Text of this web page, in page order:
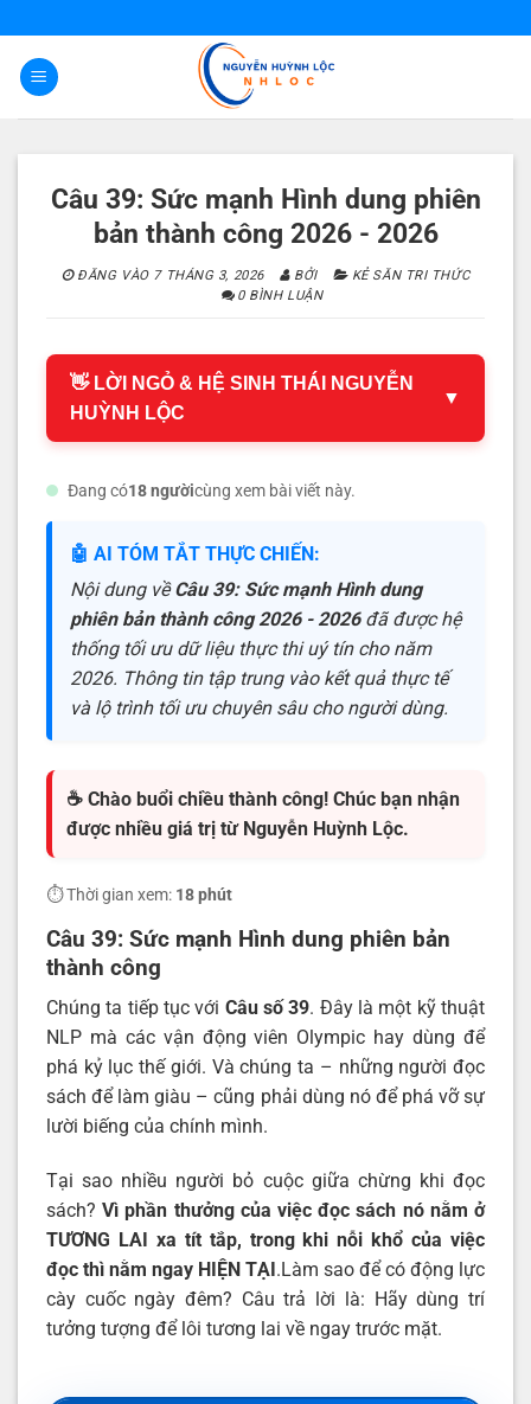
nội
dung
Câu 39: Sức mạnh Hình dung phiên
bản thành công 2026 - 2026
ĐĂNG VÀO 7 THÁNG 3, 2026 BỞI
KẺ SĂN TRI THỨC
0 BÌNH LUẬN
👋 LỜI NGỎ & HỆ SINH THÁI NGUYỄN
HUỲNH LỘC
▼
Đang có18 ngườicùng xem bài viết này.
🤖 AI TÓM TẮT THỰC CHIẾN:
Nội dung vềCâu 39: Sức mạnh Hình dung
phiên bản thành công 2026 - 2026đã được hệ
thống tối ưu dữ liệu thực thi uý tín cho năm
2026. Thông tin tập trung vào kết quả thực tế
và lộ trình tối ưu chuyên sâu cho người dùng.
☕ Chào buổi chiều thành công! Chúc bạn nhận
được nhiều giá trị từ Nguyễn Huỳnh Lộc.
⏱️ Thời gian xem: 18 phút
Câu 39: Sức mạnh Hình dung phiên bản
thành công
Chúng ta tiếp tục với Câu số 39. Đây là một kỹ thuật
NLP mà các vận động viên Olympic hay dùng để
phá kỷ lục thế giới. Và chúng ta – những người đọc
sách để làm giàu – cũng phải dùng nó để phá vỡ sự
lười biếng của chính mình.
Tại sao nhiều người bỏ cuộc giữa chừng khi đọc
sách?Vì phần thưởng của việc đọc sách nó nằm ở
TƯƠNG LAI xa tít tắp, trong khi nỗi khổ của việc
đọc thì nằm ngay HIỆN TẠI.Làm sao để có động lực
cày cuốc ngày đêm? Câu trả lời là: Hãy dùng trí
tưởng tượng để lôi tương lai về ngay trước mặt.